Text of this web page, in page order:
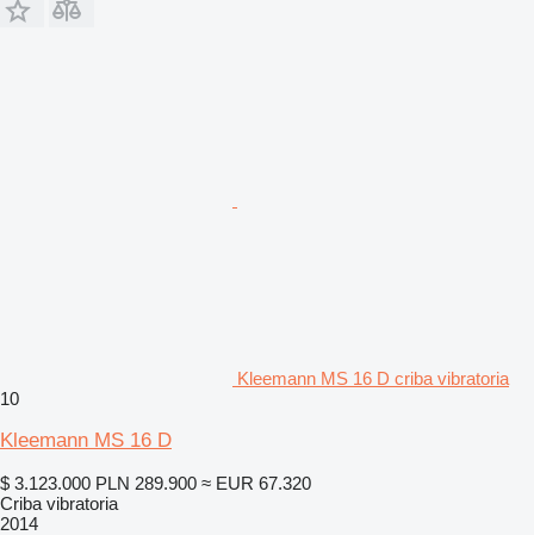
Kleemann MS 16 D criba vibratoria
10
Kleemann MS 16 D
$ 3.123.000 PLN 289.900 ≈ EUR 67.320
Criba vibratoria
2014